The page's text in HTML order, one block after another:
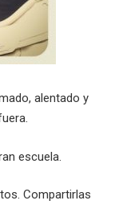
alentado y
escuela.
Compartirlas